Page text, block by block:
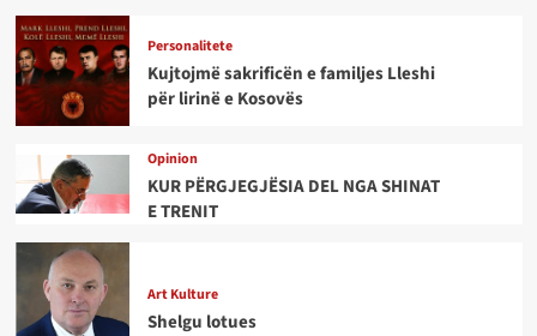
Personalitete
Kujtojmë sakrificën e familjes Lleshi
për lirinë e Kosovës
Opinion
KUR PËRGJEGJËSIA DEL NGA SHINAT
E TRENIT
Art Kulture
Shelgu lotues